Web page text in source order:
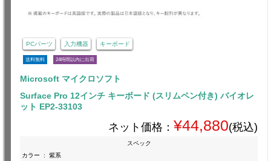
PCパーツ 入力機器 キーボード
送料無料 24時間以内に出荷
Microsoft マイクロソフト
Surface Pro 12インチ キーボード (スリムペン付き) バイオレ
ット EP2-33103
ネット価格： ¥44,880(税込)
スペック
カラー
:
紫系